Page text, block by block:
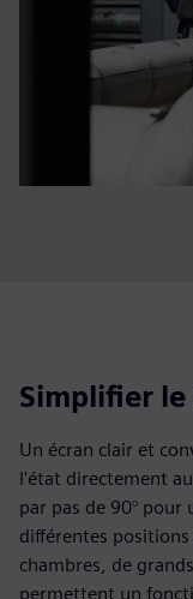
Simplifier
Un écran clair et
l'état directement
par pas de 90°
différentes
chambres, de
permettent un